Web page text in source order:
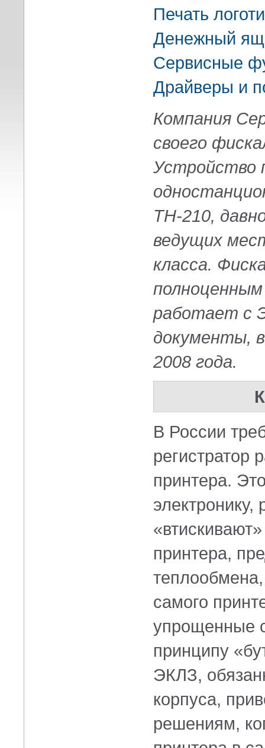
Печать
Денежный
Сервисные
Драйверы и
Компания
своего
Устройство
TH-210,
ведущих
класса.
работает с
документы,
2008 года.
В России
регистратор
принтера.
принтера,
самого
упрощенные
принципу
ЭКЛЗ,
корпуса,
решениям,